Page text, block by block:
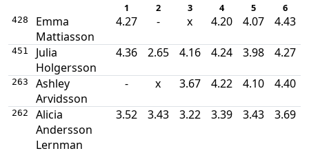
1 2 3 4 5 6
428
Emma
Mattiasson
4.27 - x 4.20 4.07 4.43
451
Julia
Holgersson
4.36 2.65 4.16 4.24 3.98 4.27
263
Ashley
Arvidsson
- x 3.67 4.22 4.10 4.40
262
Alicia
Andersson
Lernman
3.52 3.43 3.22 3.39 3.43 3.69